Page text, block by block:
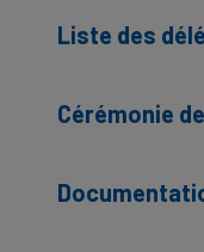
Liste des
Cérémonie